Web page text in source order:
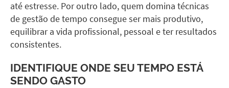
até estresse. Por outro lado, quem domina técnicas
de gestão de tempo consegue ser mais produtivo,
equilibrar a vida profissional, pessoal e ter resultados
consistentes.
IDENTIFIQUE ONDE SEU TEMPO ESTÁ
SENDO GASTO